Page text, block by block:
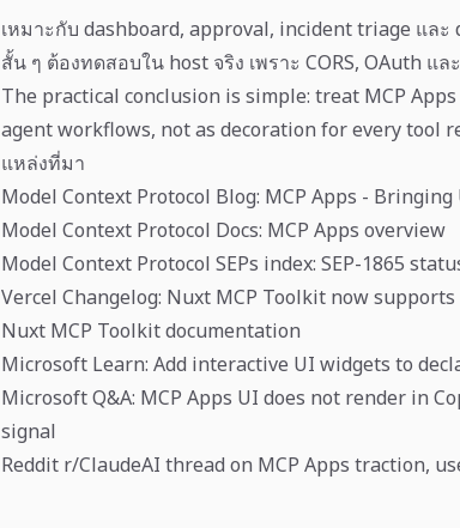
เหมาะกับ dashboard, approval, incident triage แล
สั้น ๆ ต้องทดสอบใน host จริง เพราะ CORS, OAuth แ
The practical conclusion is simple: treat MCP
agent workflows, not as decoration for every tool
แหล่งที่มา
Model Context Protocol Blog: MCP Apps -
Model Context Protocol Docs: MCP Apps overview
Model Context Protocol SEPs index: SEP-1865
Vercel Changelog: Nuxt MCP Toolkit now supports
Nuxt MCP Toolkit documentation
Microsoft Learn: Add interactive UI widgets to
Microsoft Q&A: MCP Apps UI does not render in
signal
Reddit r/ClaudeAI thread on MCP Apps traction,